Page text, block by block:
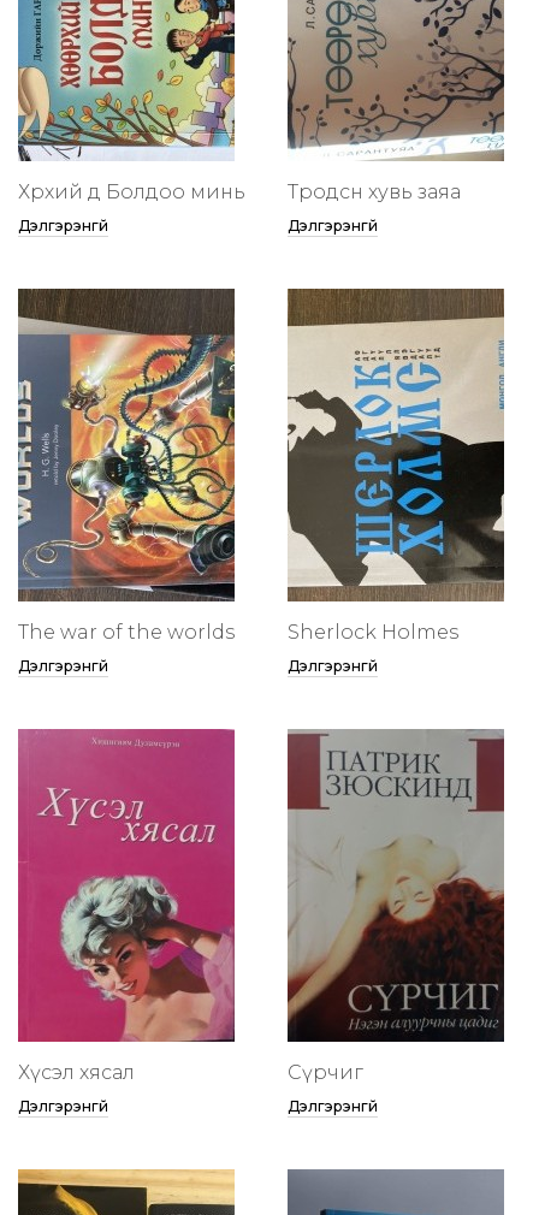
Хөөрхий дөө Болдоо минь
Дэлгэрэнгүй
Төөрөодсөн хувь заяа
Дэлгэрэнгүй
The war of the worlds
Дэлгэрэнгүй
Sherlock Holmes
Дэлгэрэнгүй
Хүсэл хясал
Дэлгэрэнгүй
Сүрчиг
Дэлгэрэнгүй